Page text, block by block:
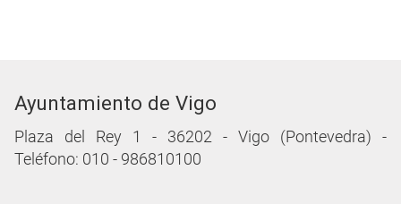
Ayuntamiento de Vigo
Plaza del Rey 1 - 36202 - Vigo (Pontevedra) -
Teléfono: 010 - 986810100